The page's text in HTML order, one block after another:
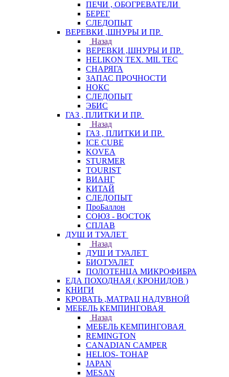
ПЕЧИ , ОБОГРЕВАТЕЛИ
БЕРЕГ
СЛЕДОПЫТ
ВЕРЕВКИ ,ШНУРЫ И ПР.
Назад
ВЕРЕВКИ ,ШНУРЫ И ПР.
HELIKON TEX. MIL TEC
СНАРЯГА
ЗАПАС ПРОЧНОСТИ
НОКС
СЛЕДОПЫТ
ЭБИС
ГАЗ , ПЛИТКИ И ПР.
Назад
ГАЗ , ПЛИТКИ И ПР.
ICE CUBE
KOVEA
STURMER
TOURIST
ВИАНГ
КИТАЙ
СЛЕДОПЫТ
ПроБаллон
СОЮЗ - ВОСТОК
СПЛАВ
ДУШ И ТУАЛЕТ
Назад
ДУШ И ТУАЛЕТ
БИОТУАЛЕТ
ПОЛОТЕНЦА МИКРОФИБРА
ЕДА ПОХОДНАЯ ( КРОНИДОВ )
КНИГИ
КРОВАТЬ ,МАТРАЦ НАДУВНОЙ
МЕБЕЛЬ КЕМПИНГОВАЯ
Назад
МЕБЕЛЬ КЕМПИНГОВАЯ
REMINGTON
CANADIAN CAMPER
HELIOS- ТОНАР
JAPAN
MESAN